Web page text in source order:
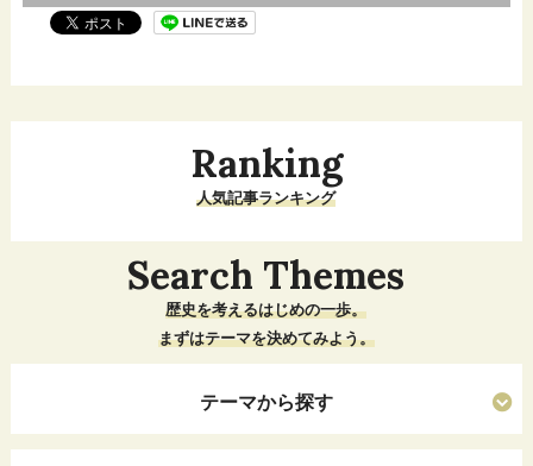
Ranking
人気記事ランキング
Search Themes
歴史を考えるはじめの一歩。
まずはテーマを決めてみよう。
テーマから探す